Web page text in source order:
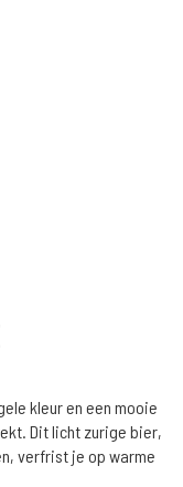
kleur en een mooie
Dit licht zurige bier,
verfrist je op warme